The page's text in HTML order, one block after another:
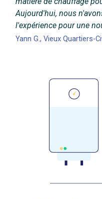
Aujourd'hui, nous
l'expérience pour une
Yann G., Vieux Quartiers-